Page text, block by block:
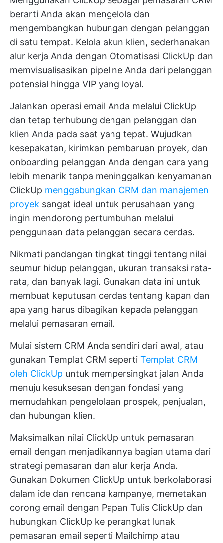
berarti Anda akan mengelola dan
mengembangkan hubungan dengan pelanggan
di satu tempat. Kelola akun klien, sederhanakan
alur kerja Anda dengan Otomatisasi ClickUp dan
memvisualisasikan pipeline Anda dari pelanggan
potensial hingga VIP yang loyal.
Jalankan operasi email Anda melalui ClickUp
dan tetap terhubung dengan pelanggan dan
klien Anda pada saat yang tepat. Wujudkan
kesepakatan, kirimkan pembaruan proyek, dan
onboarding pelanggan Anda dengan cara yang
lebih menarik tanpa meninggalkan kenyamanan
ClickUp menggabungkan CRM dan manajemen
proyek sangat ideal untuk perusahaan yang
ingin mendorong pertumbuhan melalui
penggunaan data pelanggan secara cerdas.
Nikmati pandangan tingkat tinggi tentang nilai
seumur hidup pelanggan, ukuran transaksi rata-
rata, dan banyak lagi. Gunakan data ini untuk
membuat keputusan cerdas tentang kapan dan
apa yang harus dibagikan kepada pelanggan
melalui pemasaran email.
Mulai sistem CRM Anda sendiri dari awal, atau
gunakan Templat CRM seperti Templat CRM
oleh ClickUp untuk mempersingkat jalan Anda
menuju kesuksesan dengan fondasi yang
memudahkan pengelolaan prospek, penjualan,
dan hubungan klien.
Maksimalkan nilai ClickUp untuk pemasaran
email dengan menjadikannya bagian utama dari
strategi pemasaran dan alur kerja Anda.
Gunakan Dokumen ClickUp untuk berkolaborasi
dalam ide dan rencana kampanye, memetakan
corong email dengan Papan Tulis ClickUp dan
hubungkan ClickUp ke perangkat lunak
pemasaran email seperti Mailchimp atau